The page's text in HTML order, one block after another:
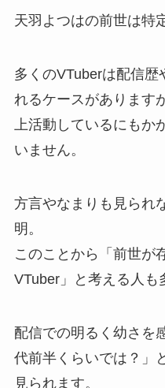
天羽よつはの前世は特
多くのVTuberは配信
れるケースがあります
上活動しているにもか
いません。
方言やなまりも見られ
明。
このことから「前世が
VTuber」と考える人も
配信での明るく幼さを
代前半くらいでは？」
見られます。